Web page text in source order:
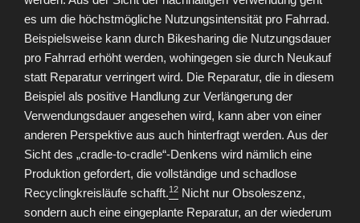
es um die höchstmögliche Nutzungsintensität pro Fahrrad.
Beispielsweise kann durch Bikesharing die Nutzungsdauer
pro Fahrrad erhöht werden, wohingegen sie durch Neukauf
statt Reparatur verringert wird. Die Reparatur, die in diesem
Beispiel als positive Handlung zur Verlängerung der
Verwendungsdauer angesehen wird, kann aber von einer
anderen Perspektive aus auch hinterfragt werden. Aus der
Sicht des „cradle-to-cradle“-Denkens wird nämlich eine
Produktion gefordert, die vollständige und schadlose
Recyclingkreisläufe schafft.12 Nicht nur Obsoleszenz,
sondern auch eine eingeplante Reparatur, an der wiederum